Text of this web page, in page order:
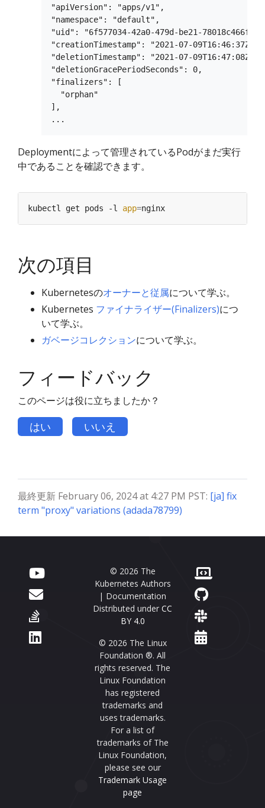
"apiVersion": "apps/v1",
"namespace": "default",
"uid": "6f577034-42a0-479d-be21-
"creationTimestamp": "2021-07-09T16:46:37Z",
"deletionTimestamp": "2021-07-09T16:47:08Z",
"deletionGracePeriodSeconds": 0,
"finalizers": [
  "orphan"
],
Deploymentによって管理されているPodがまだ実行
中であることを確認できます。
kubectl get pods -l app=
次の項目
Kubernetesのオーナーと従属について学ぶ。
Kubernetes ファイナライザー(Finalizers)につ
いて学ぶ。
ガベージコレクションについて学ぶ。
フィードバック
このページは役に立ちましたか？
はい いいえ
最終更新 February 06, 2024 at 4:27 PM PST: [ja] fix
term "proxy" variations (adada78799)
© 2026 The
Kubernetes Authors
| Documentation
Distributed under CC
BY 4.0
© 2026 The Linux
Foundation ®. All
rights reserved. The
Linux Foundation
has registered
trademarks and
uses trademarks.
For a list of
trademarks of The
Linux Foundation,
please see our
Trademark Usage
page